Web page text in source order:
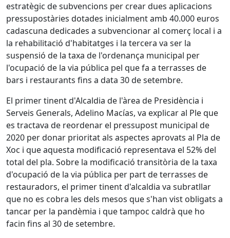
estratègic de subvencions per crear dues aplicacions
pressupostàries dotades inicialment amb 40.000 euros
cadascuna dedicades a subvencionar al comerç local i a
la rehabilitació d'habitatges i la tercera va ser la
suspensió de la taxa de l'ordenança municipal per
l'ocupació de la via pública pel que fa a terrasses de
bars i restaurants fins a data 30 de setembre.
El primer tinent d'Alcaldia de l'àrea de Presidència i
Serveis Generals, Adelino Macías, va explicar al Ple que
es tractava de reordenar el pressupost municipal de
2020 per donar prioritat als aspectes aprovats al Pla de
Xoc i que aquesta modificació representava el 52% del
total del pla. Sobre la modificació transitòria de la taxa
d'ocupació de la via pública per part de terrasses de
restauradors, el primer tinent d'alcaldia va subratllar
que no es cobra les dels mesos que s'han vist obligats a
tancar per la pandèmia i que tampoc caldrà que ho
facin fins al 30 de setembre.